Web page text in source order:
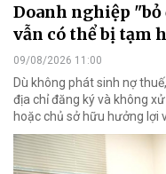
Doanh nghiệp
vẫn có thể bị tạm
09/08/2026 11:00
Dù không phát sinh nợ
địa chỉ đăng ký và không
hoặc chủ sở hữu hưởng lợi